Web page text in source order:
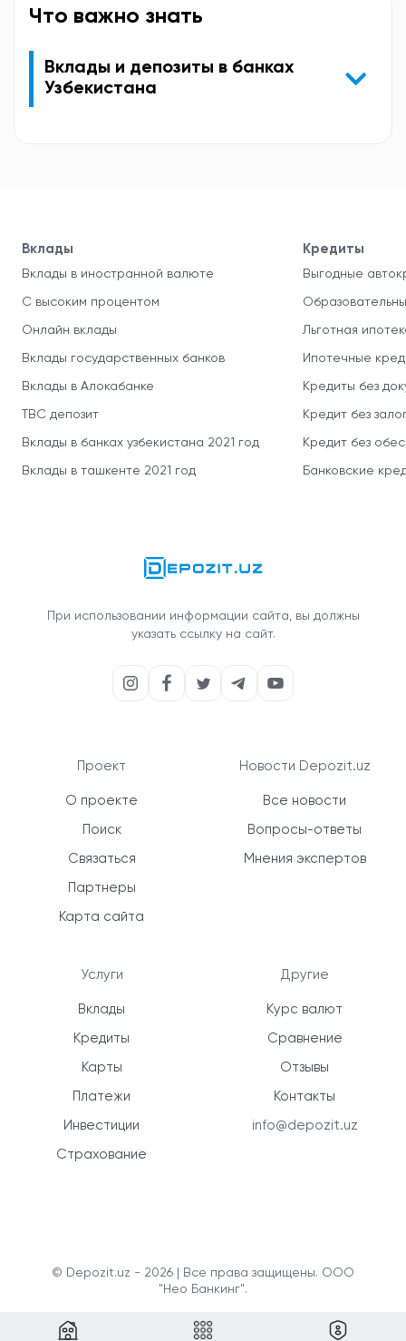
Что важно знать
Вклады и депозиты в банках
Узбекистана
Вклады
Вклады в иностранной валюте
С высоким процентом
Онлайн вклады
Вклады государственных банков
Вклады в Алокабанке
TBC депозит
Вклады в банках узбекистана 2021 год
Вклады в ташкенте 2021 год
Кредиты
Выгодные
Льготная
Ипотечные
Кредиты без
Кредит без
Кредит без
Банковские
При использовании информации сайта, вы должны
указать ссылку на сайт.
Проект
О проекте
Поиск
Связаться
Партнеры
Карта сайта
Услуги
Вклады
Кредиты
Карты
Платежи
Инвестиции
Страхование
Новости Depozit.uz
Все новости
Вопросы-ответы
Мнения экспертов
Другие
Курс валют
Сравнение
Отзывы
Контакты
info@depozit.uz
© Depozit.uz - 2026 | Все права защищены. ООО
"Нео Банкинг".